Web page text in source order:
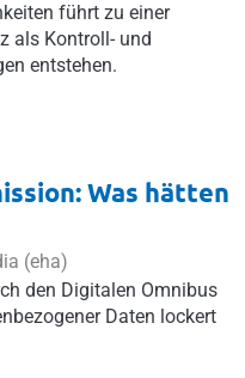
führt zu einer
als Kontroll- und
entstehen.
Was hätten
(eha)
den Digitalen Omnibus
Daten lockert